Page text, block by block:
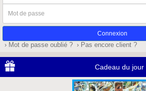
/
Identifiant
de
passe
› Mot de passe oublié ? › Pas encore client ?
Cadeau du jour